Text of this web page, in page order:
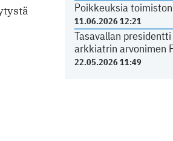
Poikkeuksia
11.06.2026 12:21
Tasavallan
arkkiatrin arvonimen
22.05.2026 11:49